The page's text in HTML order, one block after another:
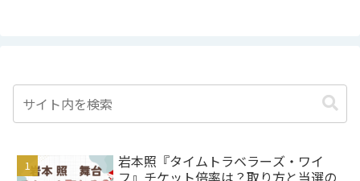
岩本照『タイムトラベラーズ・ワイ